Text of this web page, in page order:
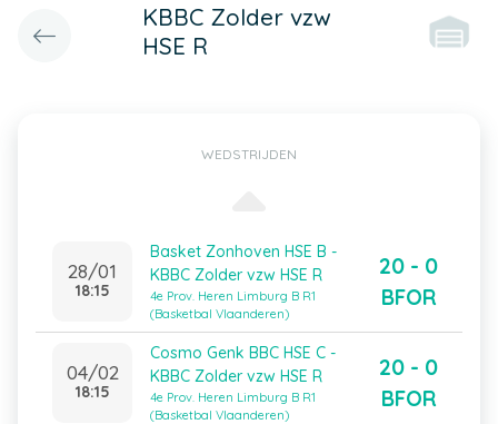
KBBC Zolder vzw
HSE R
WEDSTRIJDEN
28/01
18:15
Basket Zonhoven HSE B -
KBBC Zolder vzw HSE R
4e Prov. Heren Limburg B R1
(Basketbal Vlaanderen)
20 - 0
BFOR
04/02
18:15
Cosmo Genk BBC HSE C -
KBBC Zolder vzw HSE R
4e Prov. Heren Limburg B R1
(Basketbal Vlaanderen)
20 - 0
BFOR